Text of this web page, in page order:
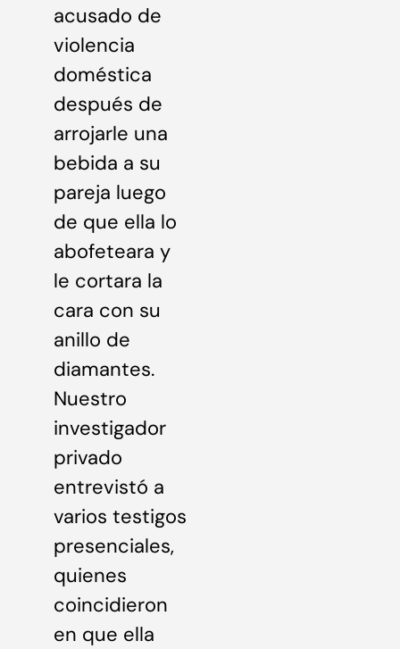
acusado de
violencia
doméstica
después de
arrojarle una
bebida a su
pareja luego
de que ella lo
abofeteara y
le cortara la
cara con su
anillo de
diamantes.
Nuestro
investigador
privado
entrevistó a
varios testigos
presenciales,
quienes
coincidieron
en que ella